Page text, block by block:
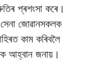
প্ৰশংসা কৰে।
সেনা জোৱানসকলক
কাম কৰিবলৈ
আহ্বান জনায়।